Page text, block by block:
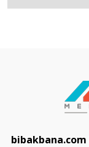
bibakbana.com